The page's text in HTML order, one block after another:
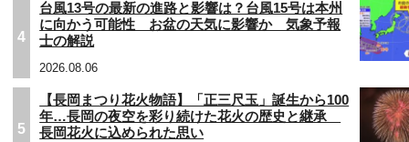
4
台風13号の最新の進路と影響は？台風15号は本州
に向かう可能性 お盆の天気に影響か 気象予報
士の解説
2026.08.06
5
【長岡まつり花火物語】「正三尺玉」誕生から100
年…長岡の夜空を彩り続けた花火の歴史と継承
長岡花火に込められた思い